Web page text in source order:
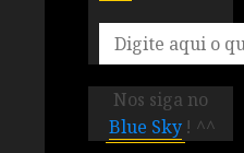
Nos siga no
Blue Sky ! ^^